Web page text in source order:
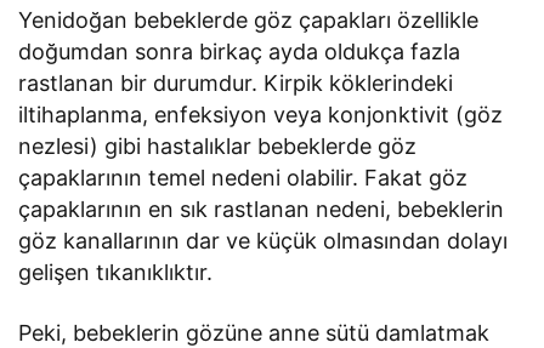
Yenidoğan bebeklerde göz çapakları özellikle
doğumdan sonra birkaç ayda oldukça fazla
rastlanan bir durumdur. Kirpik köklerindeki
iltihaplanma, enfeksiyon veya konjonktivit (göz
nezlesi) gibi hastalıklar bebeklerde göz
çapaklarının temel nedeni olabilir. Fakat göz
çapaklarının en sık rastlanan nedeni, bebeklerin
göz kanallarının dar ve küçük olmasından dolayı
gelişen tıkanıklıktır.
Peki, bebeklerin gözüne anne sütü damlatmak